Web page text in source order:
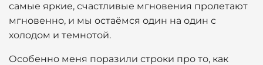
самые яркие, счастливые мгновения пролетают
мгновенно, и мы остаёмся один на один с
холодом и темнотой.
Особенно меня поразили строки про то, как